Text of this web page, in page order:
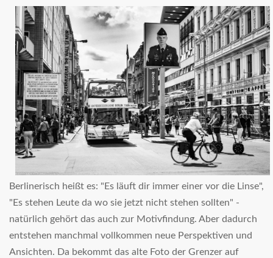
Berlinerisch heißt es: "Es läuft dir immer einer vor die Linse",
"Es stehen Leute da wo sie jetzt nicht stehen sollten" -
natürlich gehört das auch zur Motivfindung. Aber dadurch
entstehen manchmal vollkommen neue Perspektiven und
Ansichten. Da bekommt das alte Foto der Grenzer auf